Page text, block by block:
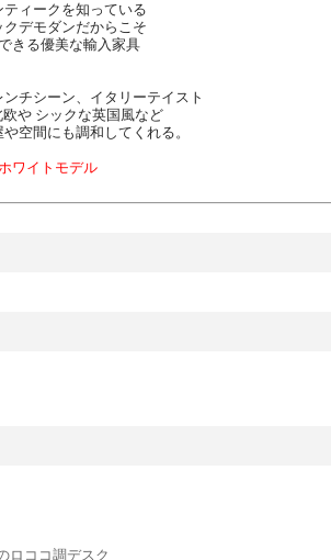
ティークを知っている
クデモダンだからこそ
きる優美な輸入家具
チシーン、イタリーテイスト
や シックな英国風など
空間にも調和してくれる。
ワイトモデル
ロココ調デスク